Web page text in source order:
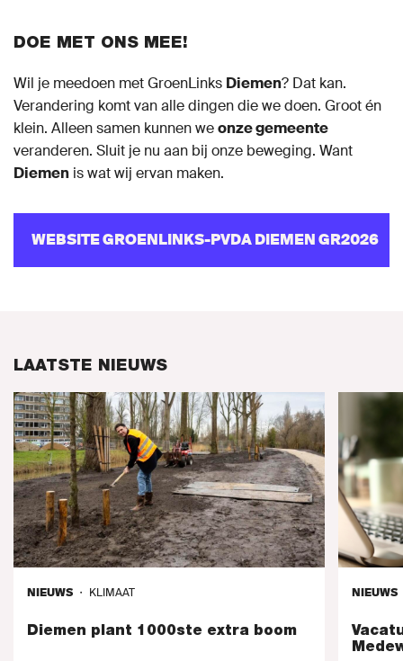
DOE MET ONS MEE!
Wil je meedoen met GroenLinks Diemen? Dat kan.
Verandering komt van alle dingen die we doen. Groot én
klein. Alleen samen kunnen weonze gemeente
veranderen. Sluit je nu aan bij onze beweging. Want
Diemen is wat wij ervan maken.
WEBSITE GROENLINKS-PVDA DIEMEN GR2026
LAATSTE NIEUWS
NIEUWS ・ KLIMAAT
Diemen plant 1000ste extra boom
NIEUWS